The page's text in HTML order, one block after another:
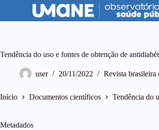
p
c
t
Tendência do uso e fontes de obtenção de
user 20/11/2022 Revista brasileira
Início Documentos científicos Tendência do
Metadados